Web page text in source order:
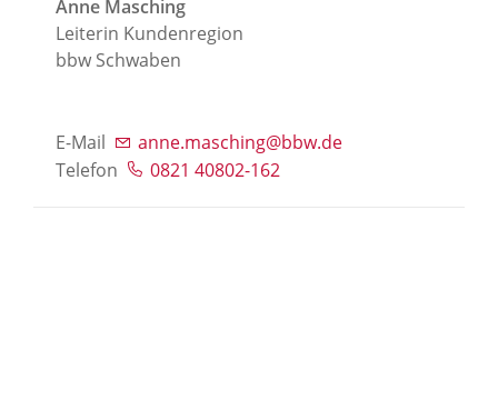
Anne Masching
Leiterin Kundenregion
bbw Schwaben
E-Mail
anne.masching@bbw.de
Telefon
0821 40802-162